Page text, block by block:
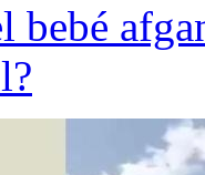
bebé